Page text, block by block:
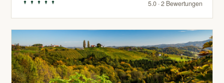
5.0 · 2 Bewertungen